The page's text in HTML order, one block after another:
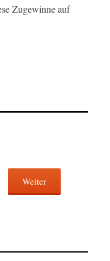
Zugewinne auf
Weiter